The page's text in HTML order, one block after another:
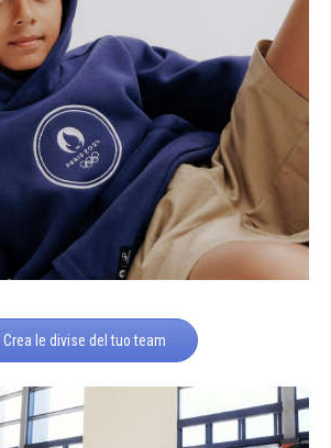
Crea le divise del tuo team